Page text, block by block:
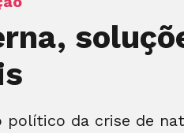
da crise de